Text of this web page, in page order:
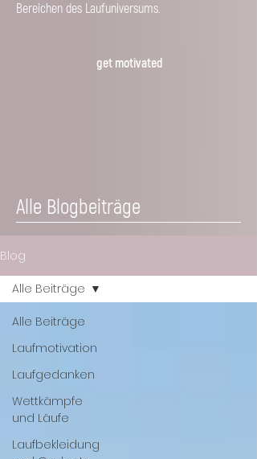
Bereichen des Laufuniversums.
get motivated
Alle Blogbeiträge
Blog
Alle Beiträge
Laufmotivation
Laufgedanken
Wettkämpfe
und Läufe
Laufbekleidung
Alle Beiträge